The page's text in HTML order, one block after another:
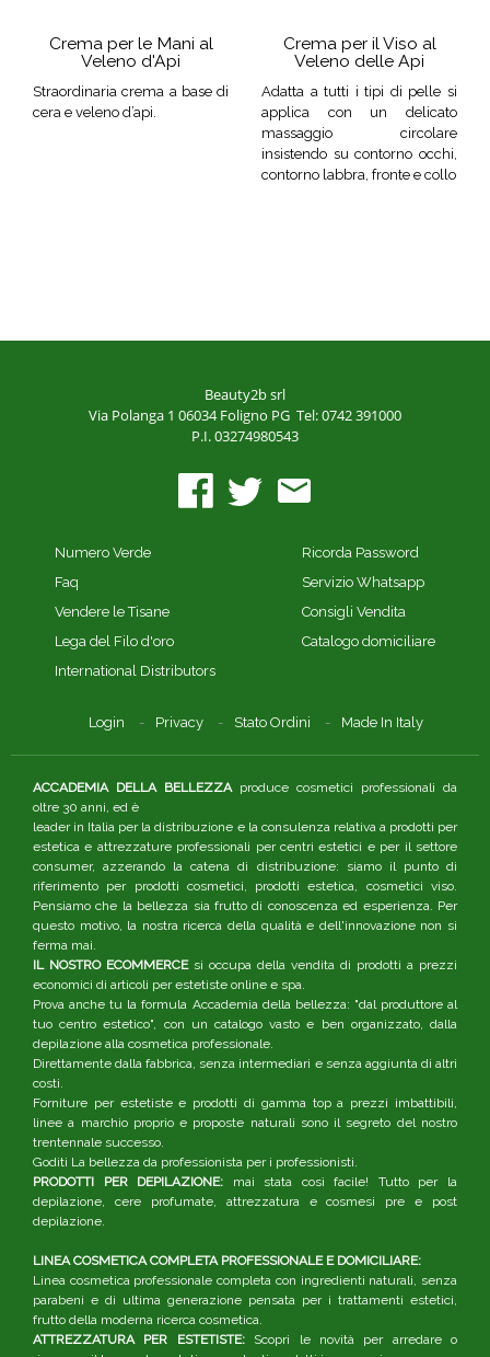
Crema per le Mani al
Veleno d'Api
Straordinaria crema a base di
cera e veleno d’api.
Crema per il Viso al
Veleno delle Api
Adatta a tutti i tipi di pelle si
applica con un delicato
massaggio circolare
insistendo su contorno occhi,
contorno labbra, fronte e collo
Beauty2b srl
Via Polanga 1 06034 Foligno PG Tel: 0742 391000
P.I. 03274980543
Numero Verde
Faq
Vendere le Tisane
Lega del Filo d'oro
International Distributors
Ricorda Password
Servizio Whatsapp
Consigli Vendita
Catalogo domiciliare
Login Privacy Stato Ordini Made In Italy
ACCADEMIA DELLA BELLEZZA produce cosmetici professionali da
oltre 30 anni, ed è
leader in Italia per la distribuzione e la consulenza relativa a prodotti per
estetica e attrezzature professionali per centri estetici e per il settore
consumer, azzerando la catena di distribuzione: siamo il punto di
riferimento per prodotti cosmetici, prodotti estetica, cosmetici viso.
Pensiamo che la bellezza sia frutto di conoscenza ed esperienza. Per
questo motivo, la nostra ricerca della qualità e dell'innovazione non si
ferma mai.
IL NOSTRO ECOMMERCEsi occupa della vendita di prodotti a prezzi
economici di articoli per estetiste online e spa.
Prova anche tu la formula Accademia della bellezza: "dal produttore al
tuo centro estetico", con un catalogo vasto e ben organizzato, dalla
depilazione alla cosmetica professionale.
Direttamente dalla fabbrica, senza intermediari e senza aggiunta di altri
costi.
Forniture per estetiste e prodotti di gamma top a prezzi imbattibili,
linee a marchio proprio e proposte naturali sono il segreto del nostro
trentennale successo.
Goditi La bellezza da professionista per i professionisti.
PRODOTTI PER DEPILAZIONE: mai stata così facile! Tutto per la
depilazione, cere profumate, attrezzatura e cosmesi pre e post
depilazione.
LINEA COSMETICA COMPLETA PROFESSIONALE E DOMICILIARE:
Linea cosmetica professionale completa con ingredienti naturali, senza
parabeni e di ultima generazione pensata per i trattamenti estetici,
frutto della moderna ricerca cosmetica.
ATTREZZATURA PER ESTETISTE:Scopri le novità per arredare o